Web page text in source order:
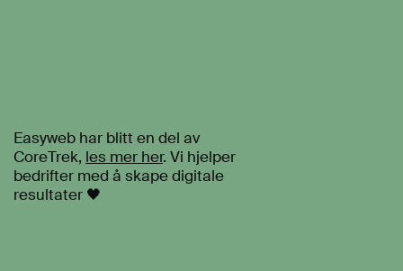
Easyweb har blitt en del av
CoreTrek, les mer her. Vi hjelper
bedrifter med å skape digitale
resultater 🖤